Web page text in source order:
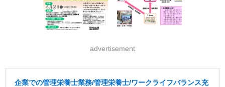
advertisement
企業での管理栄養士業務/管理栄養士/ワークライフバランス充